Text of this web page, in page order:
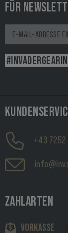
FÜR
+43 7252
ZAHLARTEN
VORKASSE